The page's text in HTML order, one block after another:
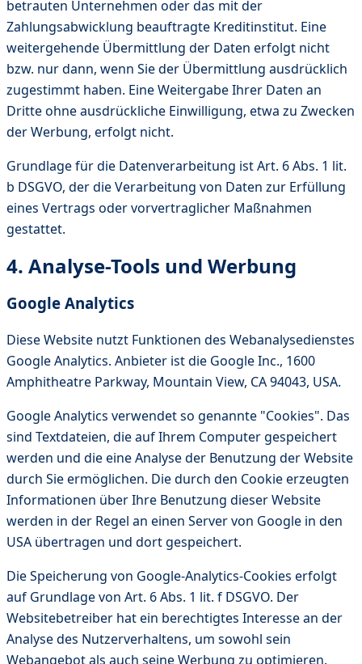
betrauten Unternehmen oder das mit der
Zahlungsabwicklung beauftragte Kreditinstitut. Eine
weitergehende Übermittlung der Daten erfolgt nicht
bzw. nur dann, wenn Sie der Übermittlung ausdrücklich
zugestimmt haben. Eine Weitergabe Ihrer Daten an
Dritte ohne ausdrückliche Einwilligung, etwa zu Zwecken
der Werbung, erfolgt nicht.
Grundlage für die Datenverarbeitung ist Art. 6 Abs. 1 lit.
b DSGVO, der die Verarbeitung von Daten zur Erfüllung
eines Vertrags oder vorvertraglicher Maßnahmen
gestattet.
4. Analyse-Tools und Werbung
Google Analytics
Diese Website nutzt Funktionen des Webanalysedienstes
Google Analytics. Anbieter ist die Google Inc., 1600
Amphitheatre Parkway, Mountain View, CA 94043, USA.
Google Analytics verwendet so genannte "Cookies". Das
sind Textdateien, die auf Ihrem Computer gespeichert
werden und die eine Analyse der Benutzung der Website
durch Sie ermöglichen. Die durch den Cookie erzeugten
Informationen über Ihre Benutzung dieser Website
werden in der Regel an einen Server von Google in den
USA übertragen und dort gespeichert.
Die Speicherung von Google-Analytics-Cookies erfolgt
auf Grundlage von Art. 6 Abs. 1 lit. f DSGVO. Der
Websitebetreiber hat ein berechtigtes Interesse an der
Analyse des Nutzerverhaltens, um sowohl sein
Webangebot als auch seine Werbung zu optimieren.